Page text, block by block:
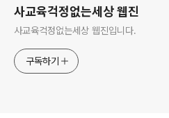
사교육걱정없는세상 웹진
사교육걱정없는세상 웹진입니다.
구독하기